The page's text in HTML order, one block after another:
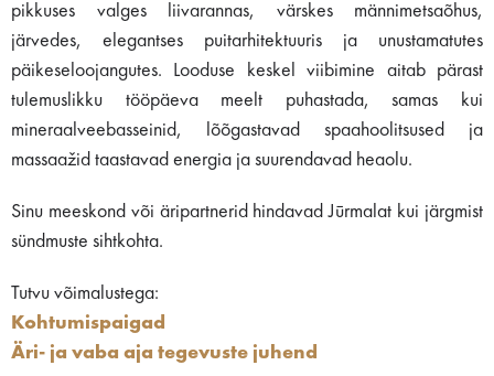
pikkuses valges liivarannas, värskes männimetsaõhus,
järvedes, elegantses puitarhitektuuris ja unustamatutes
päikeseloojangutes. Looduse keskel viibimine aitab pärast
tulemuslikku tööpäeva meelt puhastada, samas kui
mineraalveebasseinid, lõõgastavad spaahoolitsused ja
massaažid taastavad energia ja suurendavad heaolu.
Sinu meeskond või äripartnerid hindavad Jūrmalat kui järgmist
sündmuste sihtkohta.
Tutvu võimalustega:
Kohtumispaigad
Äri- ja vaba aja tegevuste juhend